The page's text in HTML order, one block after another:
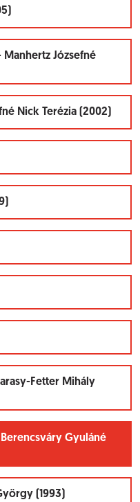
Józsefné
Nick Terézia (2002)
Fetter Mihály
Gyuláné
(1993)